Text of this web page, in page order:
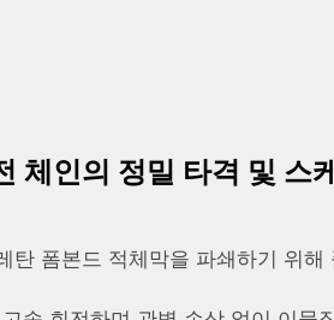
체인의 정밀 타격 및 스
탄 폼본드 적체막을 파쇄하기 위